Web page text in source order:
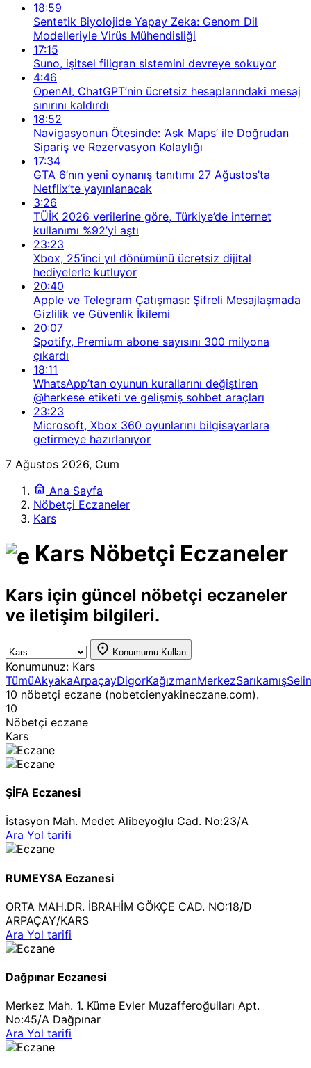
18:59
Sentetik Biyolojide Yapay Zeka: Genom Dil
Modelleriyle Virüs Mühendisliği
17:15
Suno, işitsel filigran sistemini devreye sokuyor
4:46
OpenAI, ChatGPT’nin ücretsiz hesaplarındaki mesaj
sınırını kaldırdı
18:52
Navigasyonun Ötesinde: ‘Ask Maps’ ile Doğrudan
Sipariş ve Rezervasyon Kolaylığı
17:34
GTA 6’nın yeni oynanış tanıtımı 27 Ağustos’ta
Netflix’te yayınlanacak
3:26
TÜİK 2026 verilerine göre, Türkiye’de internet
kullanımı %92’yi aştı
23:23
Xbox, 25’inci yıl dönümünü ücretsiz dijital
hediyelerle kutluyor
20:40
Apple ve Telegram Çatışması: Şifreli Mesajlaşmada
Gizlilik ve Güvenlik İkilemi
20:07
Spotify, Premium abone sayısını 300 milyona
çıkardı
18:11
WhatsApp’tan oyunun kurallarını değiştiren
@herkese etiketi ve gelişmiş sohbet araçları
23:23
Microsoft, Xbox 360 oyunlarını bilgisayarlara
getirmeye hazırlanıyor
7 Ağustos 2026, Cum
Ana Sayfa
Nöbetçi Eczaneler
Kars
Kars Nöbetçi Eczaneler
Kars için güncel nöbetçi eczaneler
ve iletişim bilgileri.
Konumumu Kullan
Konumunuz: Kars
TümüAkyakaArpaçayDigorKağızmanMerkezSarıkamış
10 nöbetçi eczane (nobetcienyakineczane.com).
10
Nöbetçi eczane
Kars
ŞİFA Eczanesi
İstasyon Mah. Medet Alibeyoğlu Cad. No:23/A
Ara Yol tarifi
RUMEYSA Eczanesi
ORTA MAH.DR. İBRAHİM GÖKÇE CAD. NO:18/D
ARPAÇAY/KARS
Ara Yol tarifi
Dağpınar Eczanesi
Merkez Mah. 1. Küme Evler Muzafferoğulları Apt.
No:45/A Dağpınar
Ara Yol tarifi